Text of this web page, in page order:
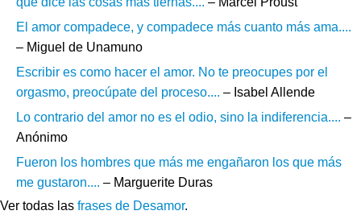
El amor compadece, y compadece más cuanto más ama....
– Miguel de Unamuno
Escribir es como hacer el amor. No te preocupes por el
orgasmo, preocúpate del proceso.... – Isabel Allende
Lo contrario del amor no es el odio, sino la indiferencia.... –
Anónimo
Fueron los hombres que más me engañaron los que más
me gustaron.... – Marguerite Duras
Ver todas las frases de Desamor.